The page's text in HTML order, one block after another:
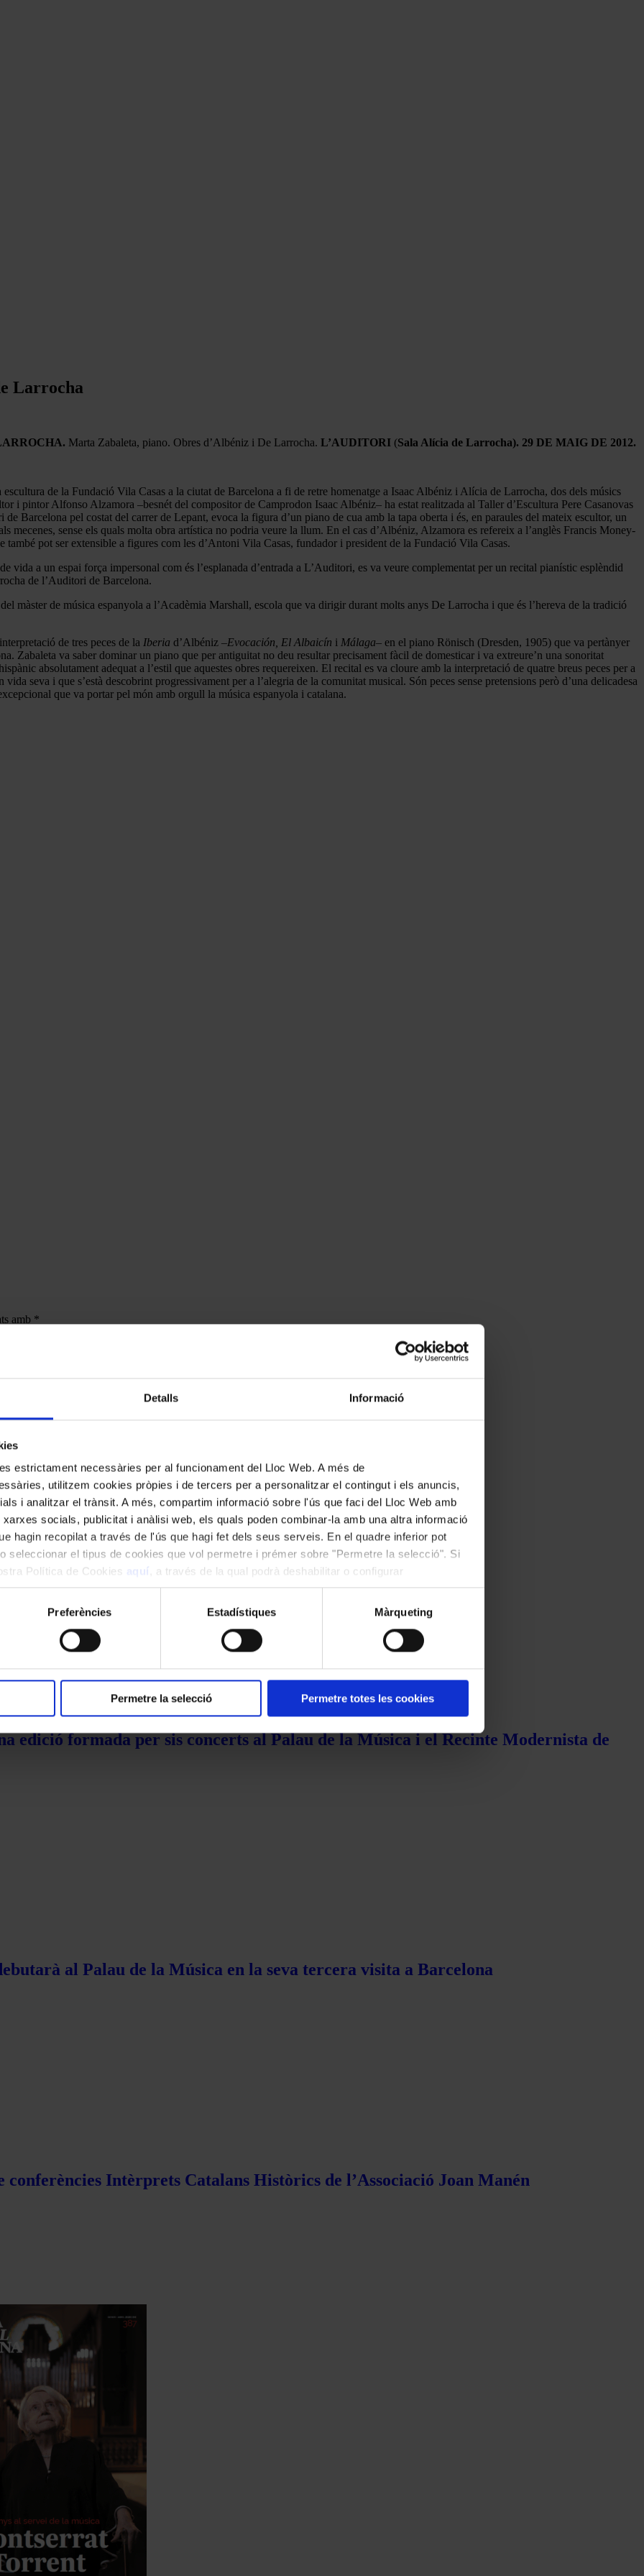
Detalls Informació
estrictament necessàries per al funcionament del Lloc Web. A més de
utilitzem cookies pròpies i de tercers per a personalitzar el contingut i els anuncis,
i analitzar el trànsit. A més, compartim informació sobre l'ús que faci del Lloc Web amb
socials, publicitat i anàlisi web, els quals poden combinar-la amb una altra informació
hagin recopilat a través de l'ús que hagi fet dels seus serveis. En el quadre inferior pot
seleccionar el tipus de cookies que vol permetre i prémer sobre "Permetre la selecció". Si
Política de Cookies aquí
, a través de la qual podrà deshabilitar o configurar
Preferències Estadístiques Màrqueting
Permetre la selecció Permetre totes les cookies
Larrocha
Marta Zabaleta, piano. Obres d’Albéniz i De Larrocha. L’AUDITORI (Sala Alícia de Larrocha). 29 DE MAIG DE 2012.
de la Fundació Vila Casas a la ciutat de Barcelona a fi de retre homenatge a Isaac Albéniz i Alícia de Larrocha, dos dels músics
i pintor Alfonso Alzamora –besnét del compositor de Camprodon Isaac Albéniz– ha estat realitzada al Taller d’Escultura Pere Casanovas
Barcelona pel costat del carrer de Lepant, evoca la figura d’un piano de cua amb la tapa oberta i és, en paraules del mateix escultor, un
mecenes, sense els quals molta obra artística no podria veure la llum. En el cas d’Albéniz, Alzamora es refereix a l’anglès Francis Money-
també pot ser extensible a figures com les d’Antoni Vila Casas, fundador i president de la Fundació Vila Casas.
vida a un espai força impersonal com és l’esplanada d’entrada a L’Auditori, es va veure complementat per un recital pianístic esplèndid
de l’Auditori de Barcelona.
màster de música espanyola a l’Acadèmia Marshall, escola que va dirigir durant molts anys De Larrocha i que és l’hereva de la tradició
de tres peces de la Iberia d’Albéniz –Evocación, El Albaicín i Málaga– en el piano Rönisch (Dresden, 1905) que va pertànyer
Zabaleta va saber dominar un piano que per antiguitat no deu resultar precisament fàcil de domesticar i va extreure’n una sonoritat
absolutament adequat a l’estil que aquestes obres requereixen. El recital es va cloure amb la interpretació de quatre breus peces per a
seva i que s’està descobrint progressivament per a l’alegria de la comunitat musical. Són peces sense pretensions però d’una delicadesa
que va portar pel món amb orgull la música espanyola i catalana.
amb *
edició formada per sis concerts al Palau de la Música i el Recinte Modernista de
al Palau de la Música en la seva tercera visita a Barcelona
conferències Intèrprets Catalans Històrics de l’Associació Joan Manén